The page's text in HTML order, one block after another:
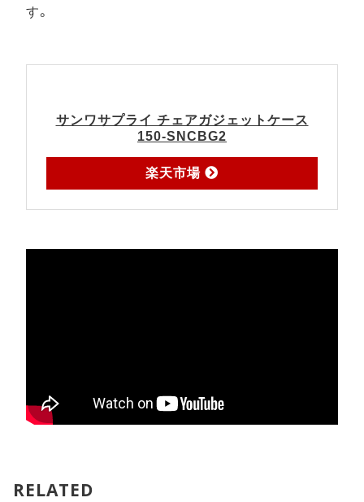
す。
サンワサプライ チェアガジェットケース
150-SNCBG2
楽天市場で
探
す
RELATED